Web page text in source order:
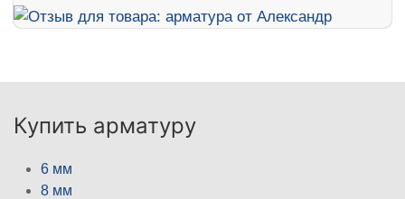
Купить арматуру
6 мм
8 мм